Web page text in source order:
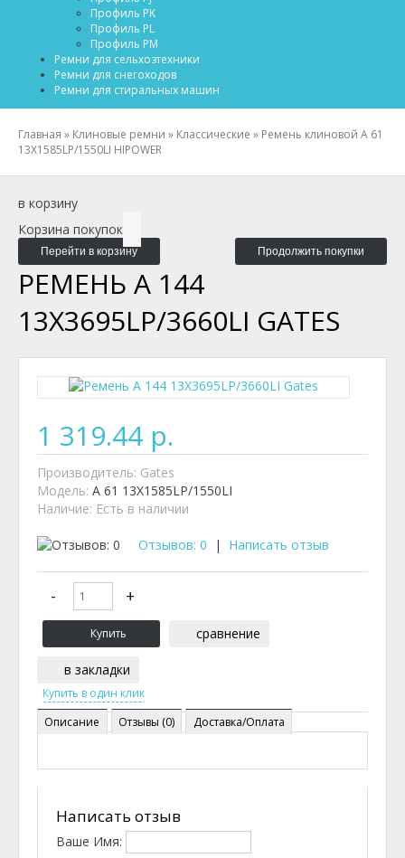
Профиль PK
Профиль PL
Профиль PM
Ремни для сельхозтехники
Ремни для снегоходов
Ремни для стиральных машин
Главная » Клиновые ремни » Классические » Ремень клиновой A 61
13X1585LP/1550LI HIPOWER
в корзину
Корзина покупок
Перейти в корзину Продолжить покупки
РЕМЕНЬ A 144
13X3695LP/3660LI GATES
1 319.44 р.
Производитель: Gates
Модель: A 61 13X1585LP/1550LI
Наличие: Есть в наличии
Отзывов: 0 | Написать отзыв
сравнение
в закладки
Описание Отзывы (0) Доставка/Оплата
Написать отзыв
Ваше Имя: